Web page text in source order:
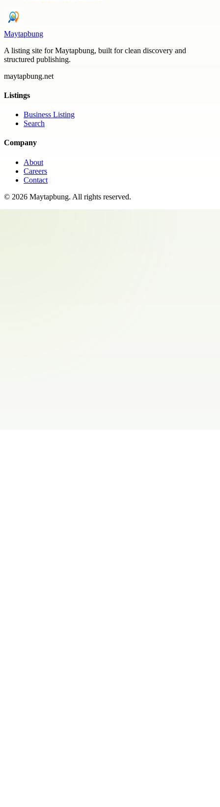
Maytapbung
A listing site for Maytapbung, built for clean discovery and
structured publishing.
maytapbung.net
Listings
Business Listing
Search
Company
About
Careers
Contact
© 2026 Maytapbung. All rights reserved.